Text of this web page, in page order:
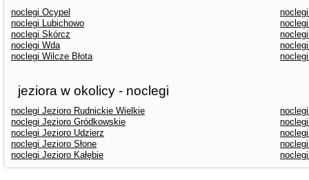
noclegi Ocypel
noclegi Lubichowo
noclegi Skórcz
noclegi Wda
noclegi Wilcze Błota
jeziora w okolicy - noclegi
noclegi Jezioro Rudnickie Wielkie
noclegi Jezioro Gródkowskie
noclegi Jezioro Udzierz
noclegi Jezioro Słone
noclegi Jezioro Kałębie